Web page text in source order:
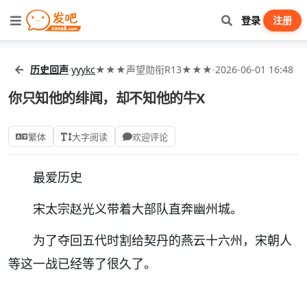
登录 注册
历史回声·yyykc★★★声望勋衔R13★★★·2026-06-01 16:48
你只知他的绯闻，却不知他的牛X
繁体 大字阅读 欢迎评论
最爱历史
宋太宗赵光义带着大部队直奔幽州城。
为了夺回五代时割给契丹的燕云十六州，宋朝人
等这一战已经等了很久了。